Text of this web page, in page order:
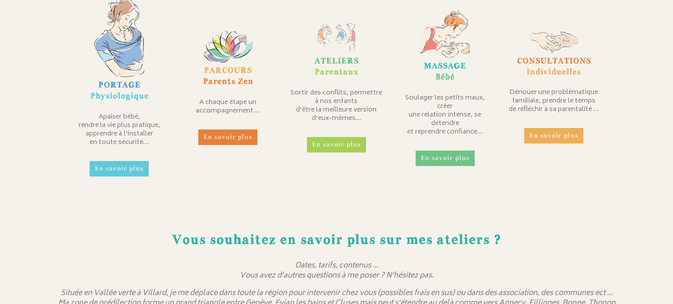
PORTAGE
Physiologique
Apaiser bébé,
rendre la vie plus pratique,
apprendre à l’installer
en toute sécurité…
En savoir plus
PARCOURS
Parents Zen
A chaque étape un
accompagnement …
En savoir plus
ATELIERS
Parentaux
Sortir des conflits, permettre
à nos enfants
d’être la meilleure version
d’eux-mêmes…
En savoir plus
MASSAGE
Bébé
Soulager les petits maux,
créer
une relation intense, se
détendre
et reprendre confiance…
En savoir plus
CONSULTATIONS
Individuelles
Dénouer une problématique
familiale, prendre le temps
de réfléchir à sa parentalité …
En savoir plus
Vous souhaitez en savoir plus sur mes ateliers ?
Dates, tarifs, contenus …
Vous avez d’autres questions à me poser ? N’hésitez pas.
Située en Vallée verte à Villard, je me déplace dans toute la région pour intervenir chez vous (possibles frais en sus) ou dans des association, des communes ect …